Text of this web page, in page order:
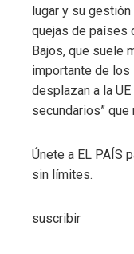
lugar y su
quejas de países
Bajos, que suele
importante de
desplazan a la
secundarios” que
Únete a EL PAÍS
sin límites.
suscribir